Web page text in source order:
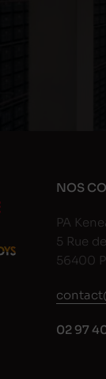
NOS
PA
5 Rue
56400
02 97